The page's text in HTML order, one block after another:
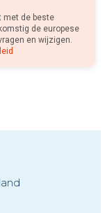
met de beste
de europese
en wijzigen.